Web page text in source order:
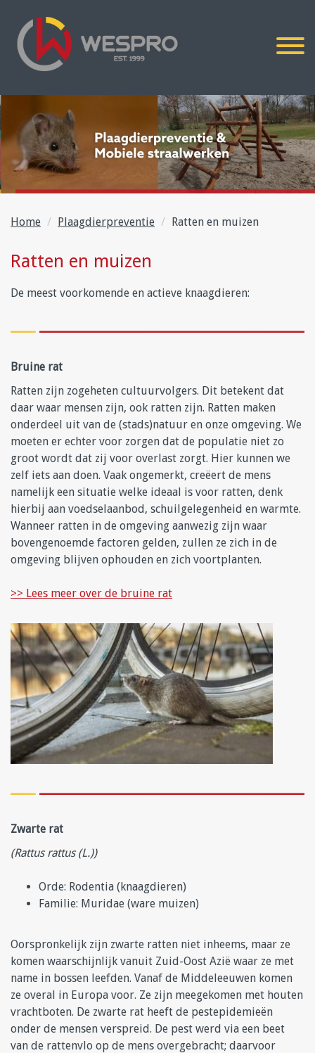
Home Plaagdierpreventie Ratten en muizen
Ratten en muizen
De meest voorkomende en actieve knaagdieren:
Bruine rat
Ratten zijn zogeheten cultuurvolgers. Dit betekent dat
daar waar mensen zijn, ook ratten zijn. Ratten maken
onderdeel uit van de (stads)natuur en onze omgeving. We
moeten er echter voor zorgen dat de populatie niet zo
groot wordt dat zij voor overlast zorgt. Hier kunnen we
zelf iets aan doen. Vaak ongemerkt, creëert de mens
namelijk een situatie welke ideaal is voor ratten, denk
hierbij aan voedselaanbod, schuilgelegenheid en warmte.
Wanneer ratten in de omgeving aanwezig zijn waar
bovengenoemde factoren gelden, zullen ze zich in de
omgeving blijven ophouden en zich voortplanten.
>> Lees meer over de bruine rat
Zwarte rat
(Rattus rattus (L.))
Orde: Rodentia (knaagdieren)
Familie: Muridae (ware muizen)
Oorspronkelijk zijn zwarte ratten niet inheems, maar ze
komen waarschijnlijk vanuit Zuid-Oost Azië waar ze met
name in bossen leefden. Vanaf de Middeleeuwen komen
ze overal in Europa voor. Ze zijn meegekomen met houten
vrachtboten. De zwarte rat heeft de pestepidemieën
onder de mensen verspreid. De pest werd via een beet
van de rattenvlo op de mens overgebracht; daarvoor